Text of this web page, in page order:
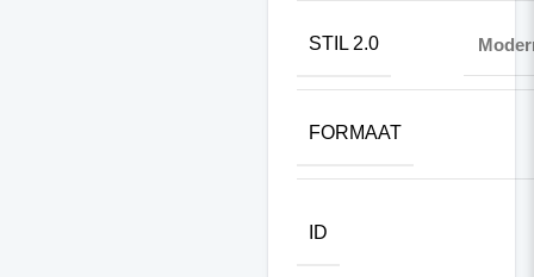
STIL 2.0
FORMAAT
ID